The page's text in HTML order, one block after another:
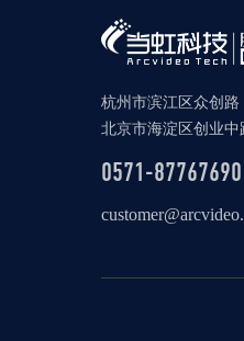
杭州市滨江区众创路
北京市海淀区创业中
0571-87767690